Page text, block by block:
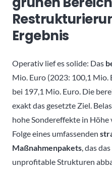
Ergebnis
Operativ lief es solide: Das
Mio. Euro (2023: 100,1 Mio.
bei 197,1 Mio. Euro. Die
exakt das gesetzte Ziel.
hohe Sondereffekte in Höhe
Folge eines umfassenden
Maßnahmenpakets , das
unprofitable Strukturen